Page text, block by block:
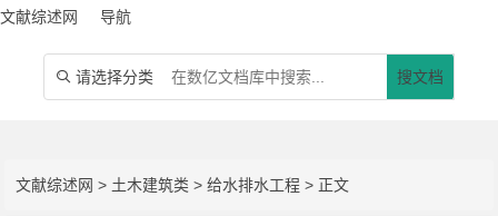
文献综述网 导航
 请选择分类 搜文档
文献综述网 > 土木建筑类 >给水排水工程 > 正文